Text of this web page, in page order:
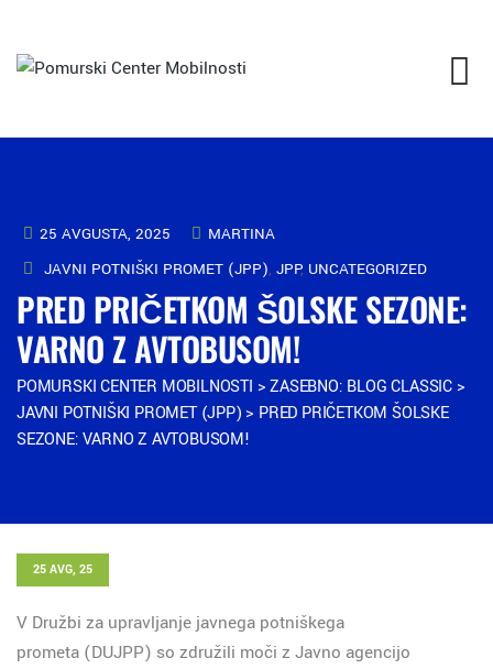
25 AVGUSTA, 2025
MARTINA
JAVNI POTNIŠKI PROMET (JPP), JPP, UNCATEGORIZED
PRED PRIČETKOM ŠOLSKE SEZONE:
VARNO Z AVTOBUSOM!
POMURSKI CENTER MOBILNOSTI >ZASEBNO: BLOG CLASSIC >
JAVNI POTNIŠKI PROMET (JPP) > PRED PRIČETKOM ŠOLSKE
SEZONE: VARNO Z AVTOBUSOM!
25 AVG, 25
V Družbi za upravljanje javnega potniškega
prometa (DUJPP) so združili moči z Javno agencijo